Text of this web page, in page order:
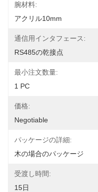
腕材料:
アクリル10mm
通信用インタフェース:
RS485の乾接点
最小注文数量:
1 PC
価格:
Negotiable
パッケージの詳細:
木の場合のパッケージ
受渡し時間:
15日